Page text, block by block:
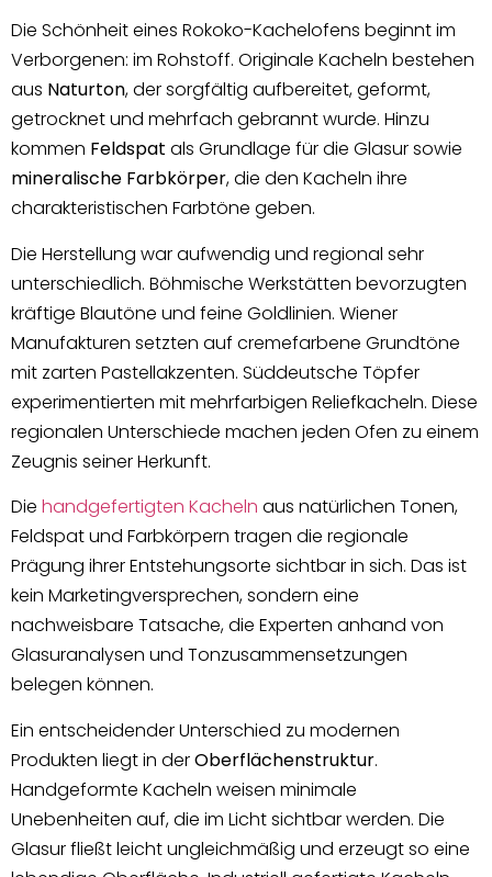
Die Schönheit eines Rokoko-Kachelofens beginnt im
Verborgenen: im Rohstoff. Originale Kacheln bestehen
aus Naturton, der sorgfältig aufbereitet, geformt,
getrocknet und mehrfach gebrannt wurde. Hinzu
kommen Feldspat als Grundlage für die Glasur sowie
mineralische Farbkörper, die den Kacheln ihre
charakteristischen Farbtöne geben.
Die Herstellung war aufwendig und regional sehr
unterschiedlich. Böhmische Werkstätten bevorzugten
kräftige Blautöne und feine Goldlinien. Wiener
Manufakturen setzten auf cremefarbene Grundtöne
mit zarten Pastellakzenten. Süddeutsche Töpfer
experimentierten mit mehrfarbigen Reliefkacheln. Diese
regionalen Unterschiede machen jeden Ofen zu einem
Zeugnis seiner Herkunft.
Die handgefertigten Kacheln aus natürlichen Tonen,
Feldspat und Farbkörpern tragen die regionale
Prägung ihrer Entstehungsorte sichtbar in sich. Das ist
kein Marketingversprechen, sondern eine
nachweisbare Tatsache, die Experten anhand von
Glasuranalysen und Tonzusammensetzungen
belegen können.
Ein entscheidender Unterschied zu modernen
Produkten liegt in derOberflächenstruktur.
Handgeformte Kacheln weisen minimale
Unebenheiten auf, die im Licht sichtbar werden. Die
Glasur fließt leicht ungleichmäßig und erzeugt so eine